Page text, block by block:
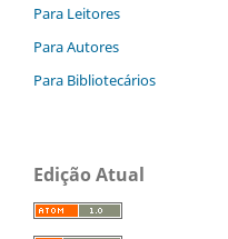
Para Leitores
Para Autores
Para Bibliotecários
Edição Atual